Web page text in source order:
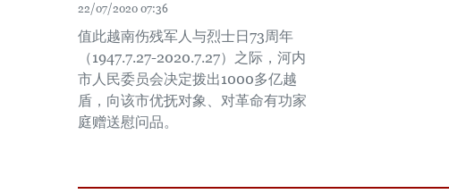
22/07/2020 07:36
值此越南伤残军人与烈士日73周年
（1947.7.27-2020.7.27）之际，河内
市人民委员会决定拨出1000多亿越
盾，向该市优抚对象、对革命有功家
庭赠送慰问品。